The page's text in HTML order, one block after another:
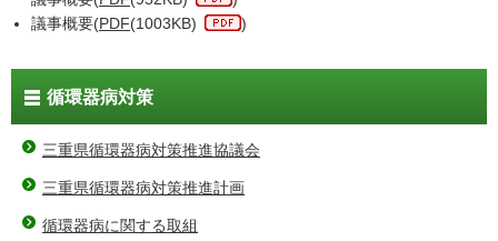
議事概要(PDF(1003KB) )
循環器病対策
三重県循環器病対策推進協議会
三重県循環器病対策推進計画
循環器病に関する取組